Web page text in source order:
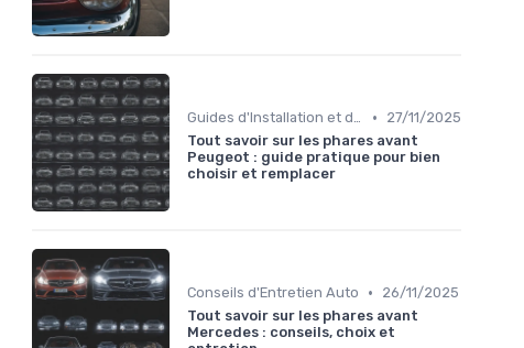
Guides d'Installation et de Réparation •
27/11/2025
Tout savoir sur les phares avant
Peugeot : guide pratique pour bien
choisir et remplacer
Conseils d'Entretien Auto •
26/11/2025
Tout savoir sur les phares avant
Mercedes : conseils, choix et